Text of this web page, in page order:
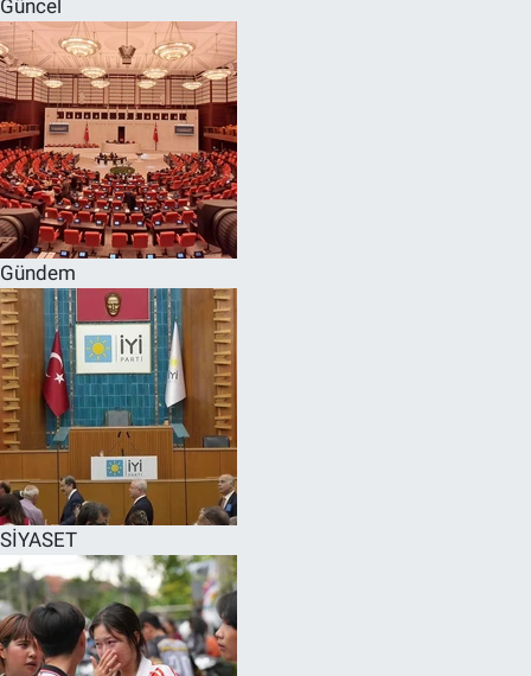
Güncel
Gündem
SİYASET
SPOR
RESMİ İLANLAR